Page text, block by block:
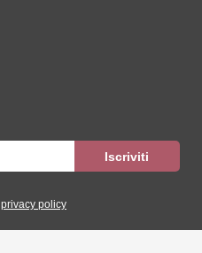
privacy policy